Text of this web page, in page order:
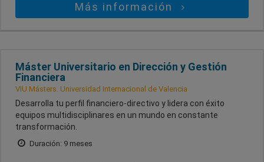
Más información
Máster Universitario en Dirección y Gestión
Financiera
VIU Másters. Universidad Internacional de Valencia
Desarrolla tu perfil financiero-directivo y lidera con éxito
equipos multidisciplinares en un mundo en constante
transformación.
Duración: 9 meses